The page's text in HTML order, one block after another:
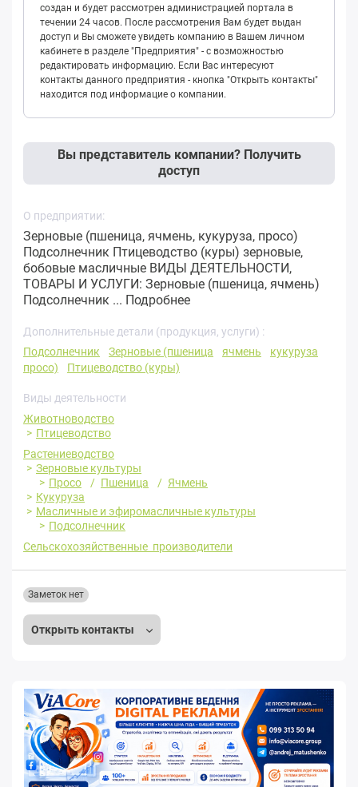
создан и будет рассмотрен администрацией портала в
течении 24 часов. После рассмотрения Вам будет выдан
доступ и Вы сможете увидеть компанию в Вашем личном
кабинете в разделе "Предприятия" - с возможностью
редактировать информацию. Если Вас интересуют
контакты данного предприятия - кнопка "Открыть контакты"
находится под информацие о компании.
Вы представитель компании? Получить
доступ
О предприятии:
Зерновые (пшеница, ячмень, кукуруза, просо)
Подсолнечник Птицеводство (куры) зерновые,
бобовые масличные ВИДЫ ДЕЯТЕЛЬНОСТИ,
ТОВАРЫ И УСЛУГИ: Зерновые (пшеница, ячмень)
Подсолнечник ... Подробнее
Дополнительные детали (продукция, услуги) :
Подсолнечник
Зерновые (пшеница ячмень
кукуруза
просо)
Птицеводство (куры)
Виды деятельности
Животноводство
Птицеводство
Растениеводство
Зерновые культуры
Просо
Пшеница
Ячмень
Кукуруза
Масличные и эфиромасличные культуры
Подсолнечник
Сельскохозяйственные производители
Открыть контакты
Заметок нет